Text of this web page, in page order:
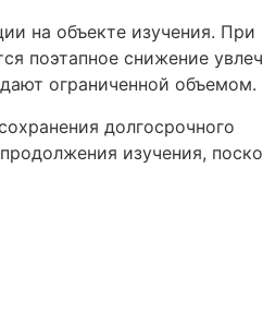
на объекте изучения. При
поэтапное снижение
ограниченной объемом.
долгосрочного
изучения,